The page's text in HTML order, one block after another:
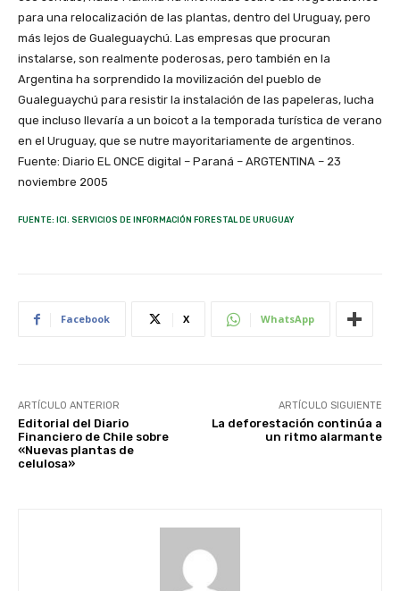
para una relocalización de las plantas, dentro del Uruguay, pero
más lejos de Gualeguaychú. Las empresas que procuran
instalarse, son realmente poderosas, pero también en la
Argentina ha sorprendido la movilización del pueblo de
Gualeguaychú para resistir la instalación de las papeleras, lucha
que incluso llevaría a un boicot a la temporada turística de verano
en el Uruguay, que se nutre mayoritariamente de argentinos.
Fuente: Diario EL ONCE digital – Paraná – ARGTENTINA – 23
noviembre 2005
FUENTE: ICI. SERVICIOS DE INFORMACIÓN FORESTAL DE URUGUAY
Facebook X WhatsApp
ARTÍCULO ANTERIOR
Editorial del Diario
Financiero de Chile sobre
«Nuevas plantas de
celulosa»
ARTÍCULO SIGUIENTE
La deforestación continúa a
un ritmo alarmante